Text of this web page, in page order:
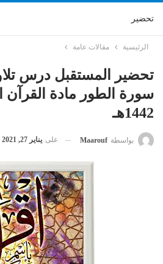
تحضير
الرئيسية مقالات عامة
تحضير المستقبل درس
1442هـ
بواسطة Maarouf على يناير 27, 2021